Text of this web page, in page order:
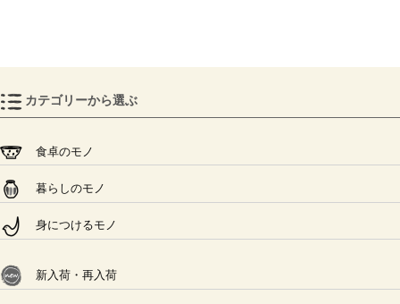
カテゴリーから選ぶ
食卓のモノ
暮らしのモノ
身につけるモノ
新入荷・再入荷